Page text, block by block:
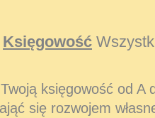
Księgowość
księgowość od A
się rozwojem